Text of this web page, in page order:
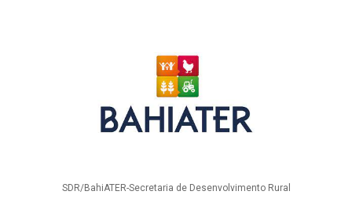
SDR/BahiATER-Secretaria de Desenvolvimento Rural